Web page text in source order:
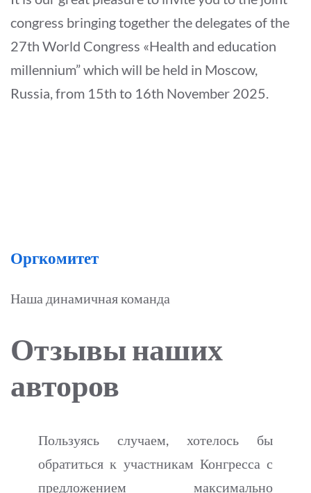
congress bringing together the delegates of the
27th World Congress «Health and education
millennium” which will be held in Moscow,
Russia, from 15th to 16th November 2025.
Оргкомитет
Наша динамичная команда
Отзывы наших
авторов
Пользуясь случаем, хотелось бы
обратиться к участникам Конгресса с
предложением максимально